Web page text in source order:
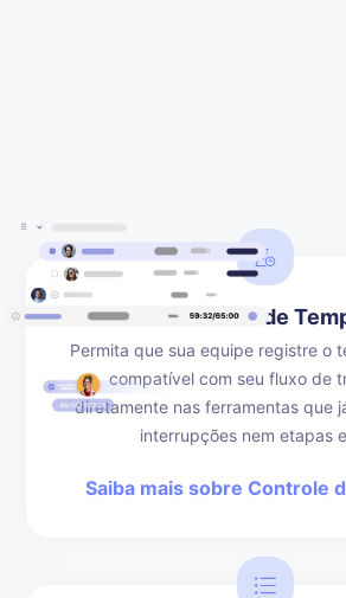
Controle de
Permita que sua equipe registre o
compatível com seu fluxo de
diretamente nas ferramentas que
interrupções nem etapas
Saiba mais sobre Controle